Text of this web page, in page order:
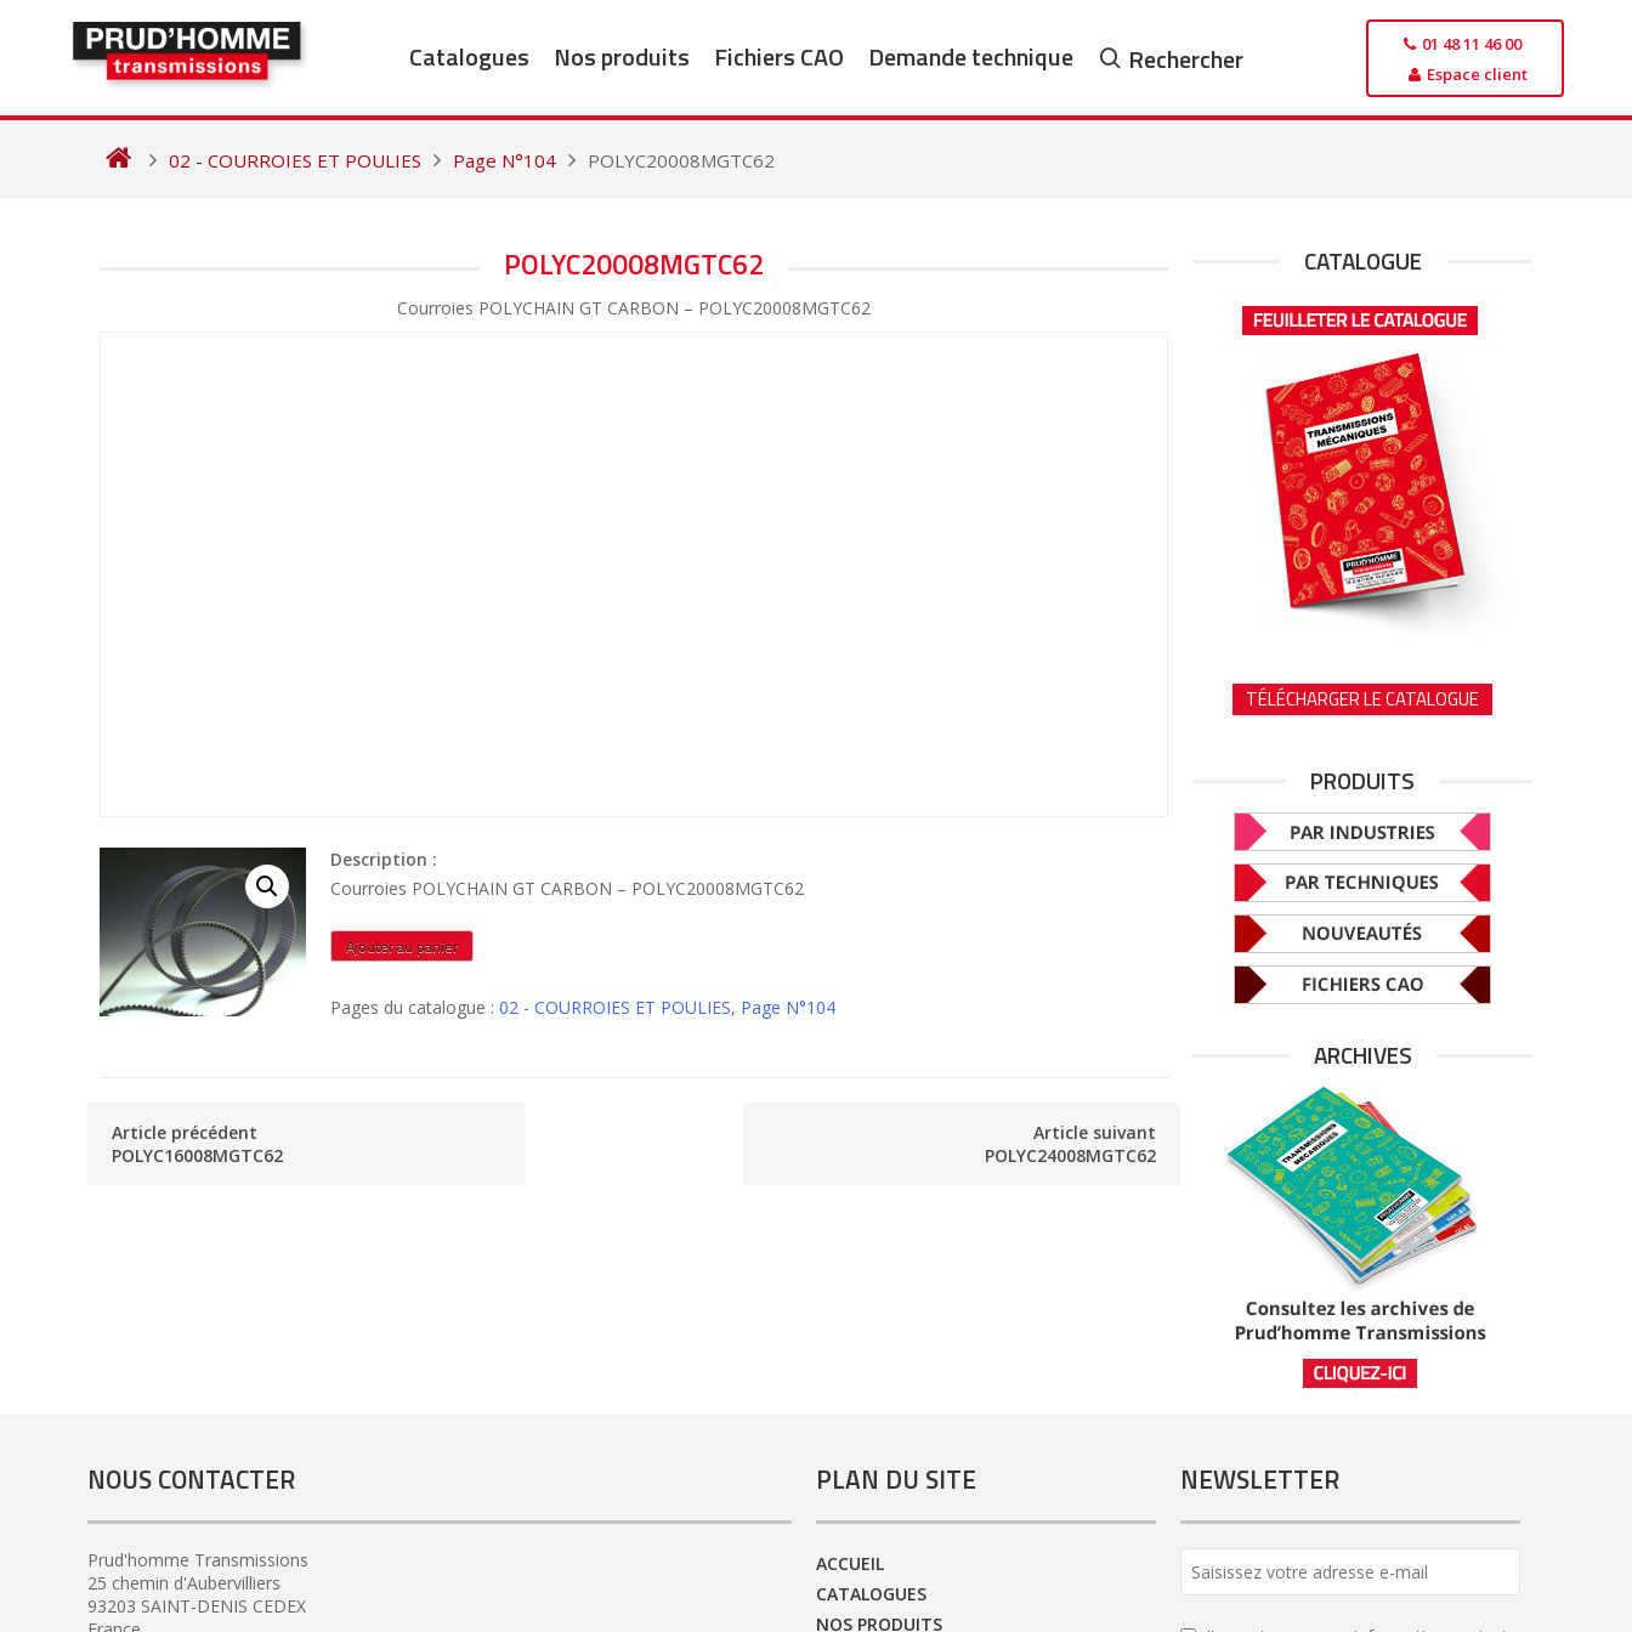
Catalogues Nos produits Fichiers CAO Demande technique Rechercher
01 48 11 46 00
Espace client
02 - COURROIES ET POULIES Page N°104 POLYC20008MGTC62
POLYC20008MGTC62
Courroies POLYCHAIN GT CARBON – POLYC20008MGTC62
Description :
Courroies POLYCHAIN GT CARBON – POLYC20008MGTC62
quantité
de
Ajouter au panier
Pages du catalogue : 02 - COURROIES ET POULIES, Page N°104
Article précédent
POLYC16008MGTC62
Article suivant
POLYC24008MGTC62
CATALOGUE
TÉLÉCHARGER LE CATALOGUE
PRODUITS
ARCHIVES
NOUS CONTACTER
Prud'homme Transmissions
25 chemin d'Aubervilliers
93203 SAINT-DENIS CEDEX
PLAN DU SITE
ACCUEIL
CATALOGUES
NOS PRODUITS
NEWSLETTER